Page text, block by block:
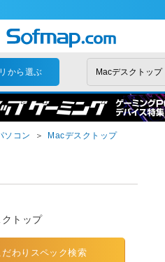
から選ぶ
ソコン ＞ Macデスクトップ
トップ
だわりスペック検索